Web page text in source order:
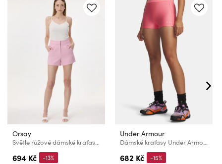
Orsay
Světle růžové dámské kraťasy ORSAY
694 Kč -13%
Under Armour
Dámské kraťasy Under Armour HeatGear Shorty
682 Kč -15%